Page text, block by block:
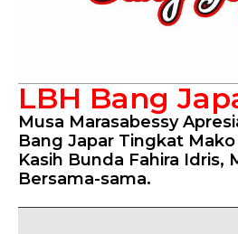
LBH Bang
Musa Marasabessy
Bang Japar Tingkat
Kasih Bunda Fahira Idris,
Bersama-sama.